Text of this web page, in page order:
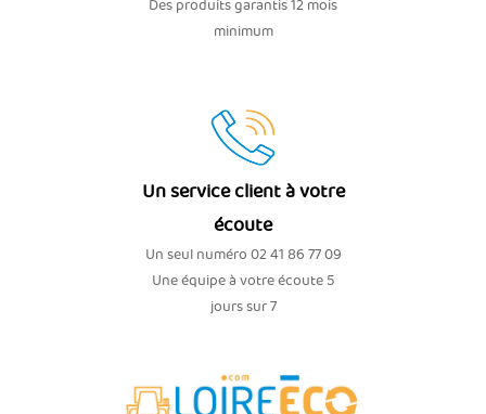
Des produits garantis 12 mois
minimum
Un service client à votre
écoute
Un seul numéro 02 41 86 77 09
Une équipe à votre écoute 5
jours sur 7